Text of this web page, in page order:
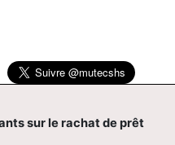
sur le rachat de prêt